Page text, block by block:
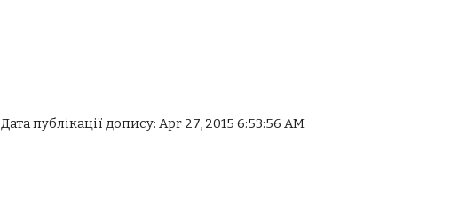
Дата публікації допису: Apr 27, 2015 6:53:56 AM